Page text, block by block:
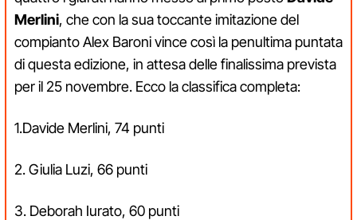
Merlini, che con la sua toccante imitazione del
compianto Alex Baroni vince così la penultima puntata
di questa edizione, in attesa delle finalissima prevista
per il 25 novembre. Ecco la classifica completa:
1.Davide Merlini, 74 punti
2. Giulia Luzi, 66 punti
3. Deborah Iurato, 60 punti